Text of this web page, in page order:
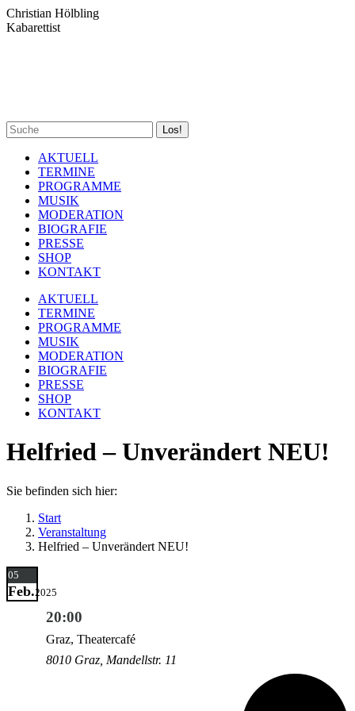
Zum
Inhalt
Christian Hölbling
Kabarettist
Spotify
page
opens
new
window
Facebook
page
opens
new
window
YouTube
page
opens
new
window
Instagram
page
opens
new
window
Search:
AKTUELL
TERMINE
PROGRAMME
MUSIK
MODERATION
BIOGRAFIE
PRESSE
SHOP
KONTAKT
AKTUELL
TERMINE
PROGRAMME
MUSIK
MODERATION
BIOGRAFIE
PRESSE
SHOP
KONTAKT
Helfried – Unverändert NEU!
Sie befinden sich hier:
Start
Veranstaltung
Helfried – Unverändert NEU!
05
Feb.2025
20:00
Graz, Theatercafé
8010 Graz, Mandellstr. 11